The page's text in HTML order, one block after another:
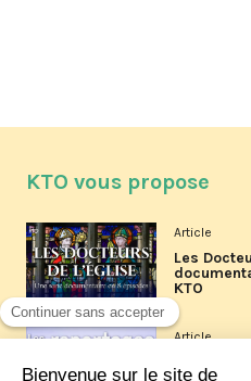
KTO vous propose
Article
Les
KTO
Article
Les